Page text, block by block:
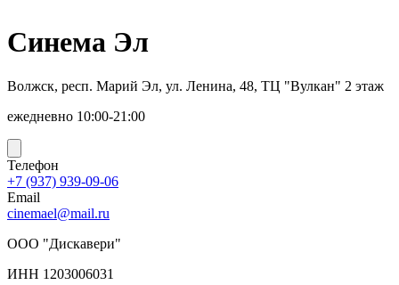
Синема Эл
Волжск, респ. Марий Эл, ул. Ленина, 48, ТЦ "Вулкан" 2 этаж
ежедневно 10:00-21:00
Телефон
+7 (937) 939-09-06
Email
cinemael@mail.ru
ООО "Дискавери"
ИНН 1203006031